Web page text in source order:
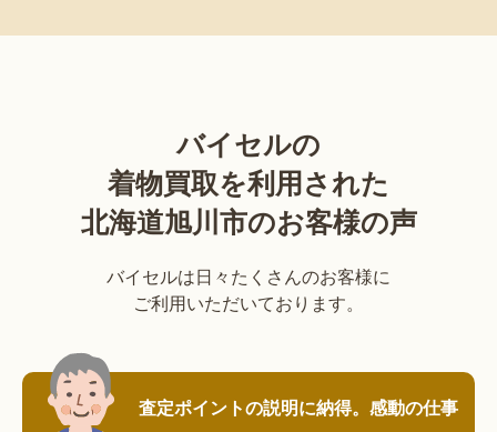
バイセルの
着物買取を利用された
北海道旭川市のお客様の声
バイセルは日々たくさんのお客様に
ご利用いただいております。
査定ポイントの説明に納得。感動の仕事